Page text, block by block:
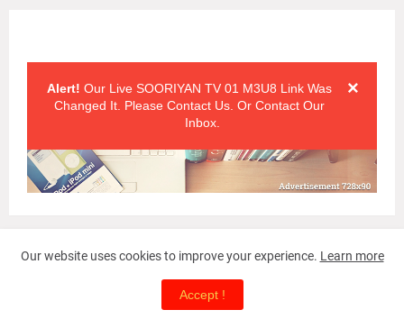
×
Alert! Our Live SOORIYAN TV 01 M3U8 Link Was
Changed It. Please Contact Us. Or Contact Our
Inbox.
Our website uses cookies to improve your experience. Learn more
Accept !